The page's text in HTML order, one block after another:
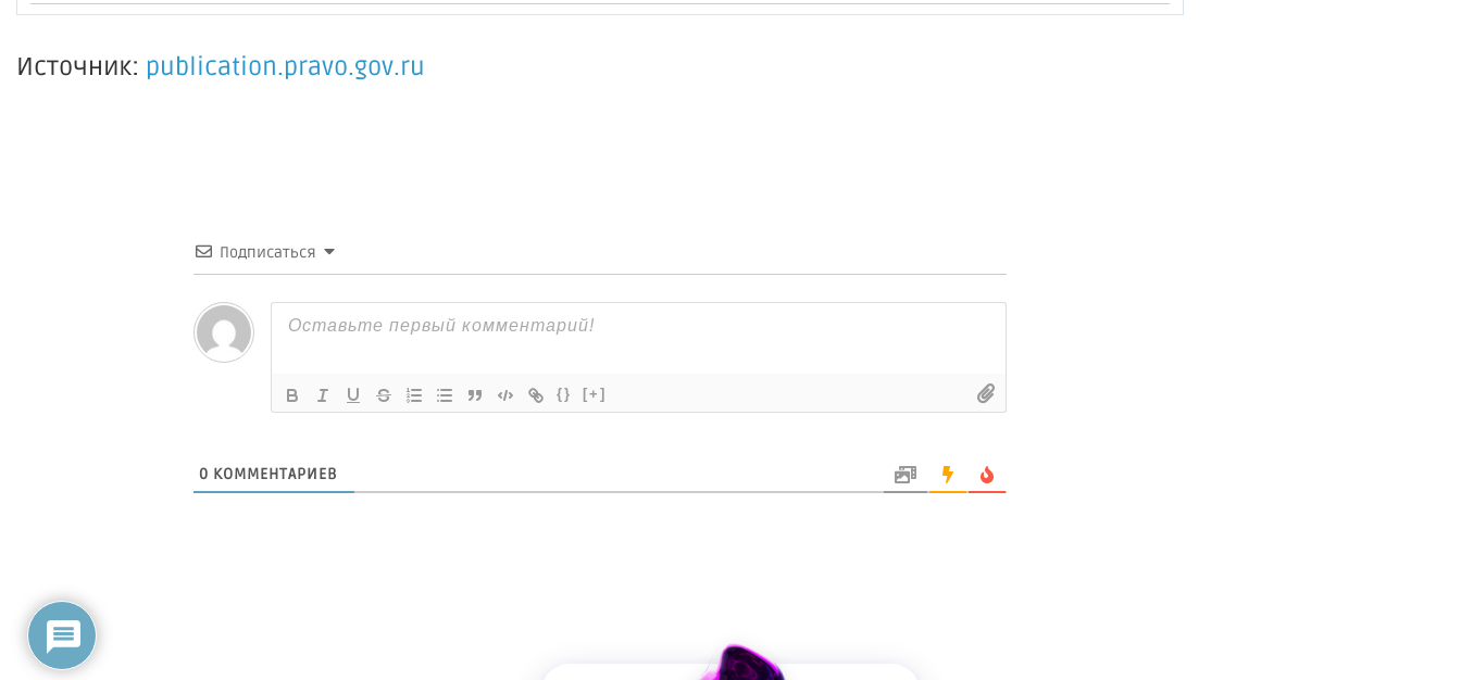
Источник: publication.pravo.gov.ru
Подписаться
{} [+]
0 КОММЕНТАРИЕВ